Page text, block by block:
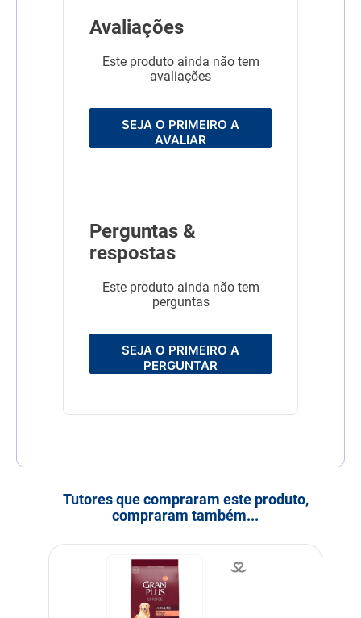
Avaliações
Este produto ainda não tem
avaliações
SEJA O PRIMEIRO A
AVALIAR
Perguntas &
respostas
Este produto ainda não tem
perguntas
SEJA O PRIMEIRO A
PERGUNTAR
Tutores que compraram este produto,
compraram também...